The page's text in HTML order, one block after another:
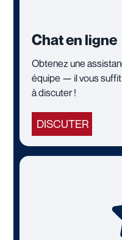
Chat en ligne
Obtenez une
équipe — il vous
à discuter !
DISCUTER